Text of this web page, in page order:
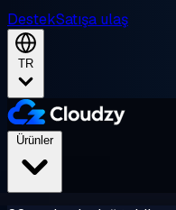
DestekSatışa ulaş
TR
Ürünler